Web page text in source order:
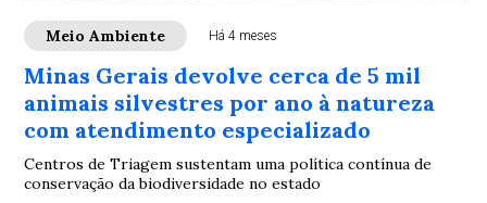
Meio Ambiente Há 4 meses
Minas Gerais devolve cerca de 5 mil
animais silvestres por ano à natureza
com atendimento especializado
Centros de Triagem sustentam uma política contínua de
conservação da biodiversidade no estado